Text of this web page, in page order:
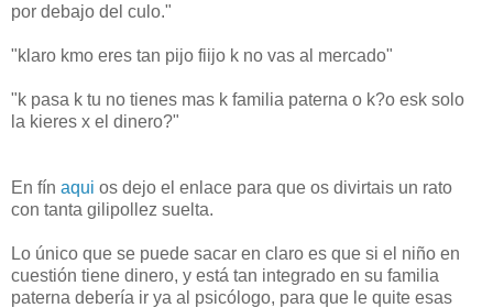
por debajo del culo."
"klaro kmo eres tan pijo fiijo k no vas al mercado"
"k pasa k tu no tienes mas k familia paterna o k?o esk solo
la kieres x el dinero?"
En fín aqui os dejo el enlace para que os divirtais un rato
con tanta gilipollez suelta.
Lo único que se puede sacar en claro es que si el niño en
cuestión tiene dinero, y está tan integrado en su familia
paterna debería ir ya al psicólogo, para que le quite esas